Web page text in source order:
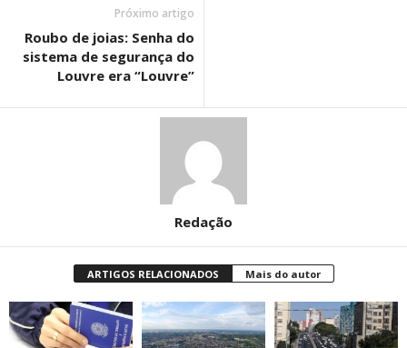
Próximo artigo
Roubo de joias: Senha do
sistema de segurança do
Louvre era “Louvre”
Redação
ARTIGOS RELACIONADOS Mais do autor